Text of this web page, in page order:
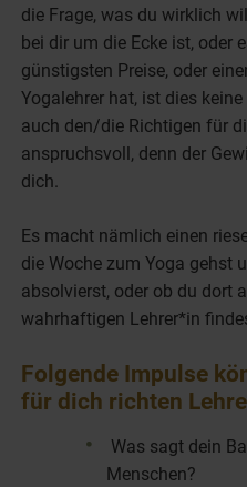
die Frage, was du wirklich
bei dir um die Ecke ist, oder
günstigsten Preise, oder
Yogalehrer hat, ist dies
auch den/die Richtigen für
anspruchsvoll, denn der
dich.
Es macht nämlich einen
die Woche zum Yoga gehst
absolvierst, oder ob du dort
wahrhaftigen Lehrer*in
Folgende Impulse
für dich richten
Was sagt dein
Menschen?